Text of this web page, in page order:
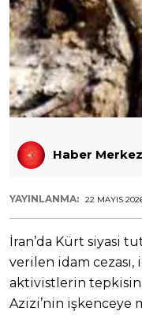
Haber
YAYINLANMA: 22 MAYIS
İran’da Kürt siyasi
verilen idam
aktivistlerin
Azizi’nin işkenceye